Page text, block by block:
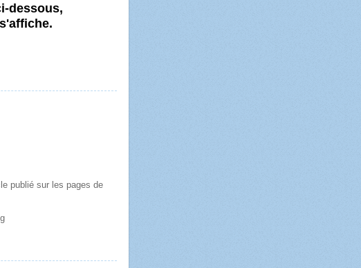
dessous,
publié sur les pages de